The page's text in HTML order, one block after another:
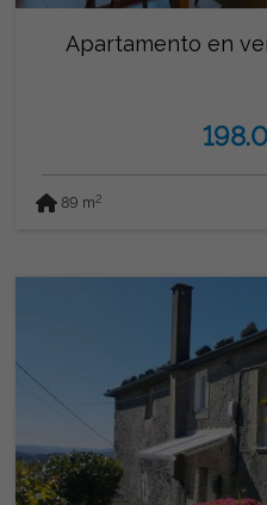
Apartamento en
89 m2